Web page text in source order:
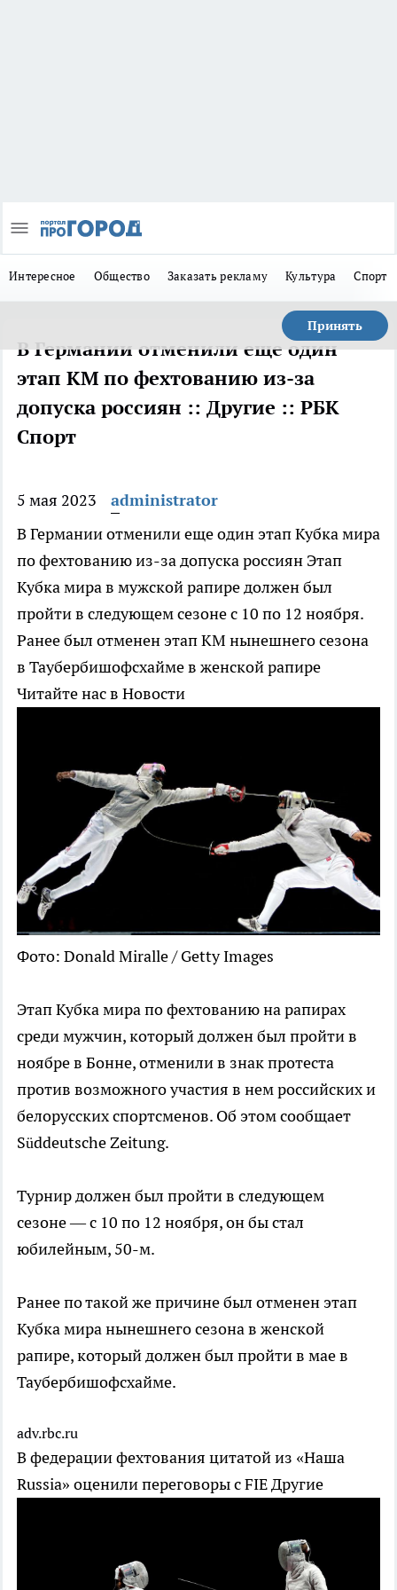
Интересное Общество Заказать рекламу Культура Спорт
Принять
В Германии отменили еще один
этап КМ по фехтованию из-за
допуска россиян :: Другие :: РБК
Спорт
5 мая 2023
administrator
В Германии отменили еще один этап Кубка мира
по фехтованию из-за допуска россиян Этап
Кубка мира в мужской рапире должен был
пройти в следующем сезоне с 10 по 12 ноября.
Ранее был отменен этап КМ нынешнего сезона
в Таубербишофсхайме в женской рапире
Читайте нас в Новости
Фото: Donald Miralle / Getty Images
Этап Кубка мира по фехтованию на рапирах
среди мужчин, который должен был пройти в
ноябре в Бонне, отменили в знак протеста
против возможного участия в нем российских и
белорусских спортсменов. Об этом сообщает
Süddeutsche Zeitung.
Турнир должен был пройти в следующем
сезоне — с 10 по 12 ноября, он бы стал
юбилейным, 50-м.
Ранее по такой же причине был отменен этап
Кубка мира нынешнего сезона в женской
рапире, который должен был пройти в мае в
Таубербишофсхайме.
adv.rbc.ru
В федерации фехтования цитатой из «Наша
Russia» оценили переговоры с FIEДругие